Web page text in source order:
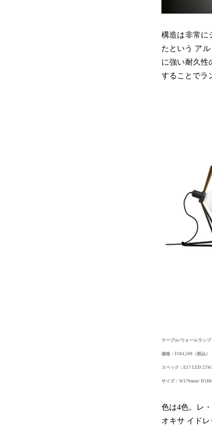
構造は非常に
たという ア
に強い耐久性
することでラ
テーブル/ウォールランプ
価格：¥104,500（税込）
スペック：E17 LED 25W
サイズ：W170mm/
色は4色。レ
オキサ イドレ